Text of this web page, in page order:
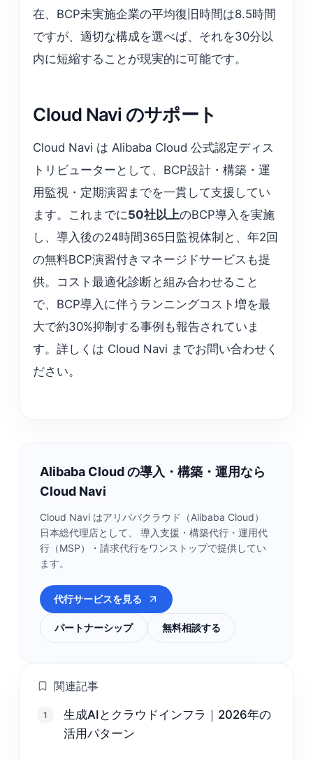
在、BCP未実施企業の平均復旧時間は8.5時間
ですが、適切な構成を選べば、それを30分以
内に短縮することが現実的に可能です。
Cloud Navi のサポート
Cloud Navi は Alibaba Cloud 公式認定ディス
トリビューターとして、BCP設計・構築・運
用監視・定期演習までを一貫して支援してい
ます。これまでに50社以上のBCP導入を実施
し、導入後の24時間365日監視体制と、年2回
の無料BCP演習付きマネージドサービスも提
供。コスト最適化診断と組み合わせること
で、BCP導入に伴うランニングコスト増を最
大で約30%抑制する事例も報告されていま
す。詳しくは Cloud Navi までお問い合わせく
ださい。
Alibaba Cloud の導入・構築・運用なら
Cloud Navi
Cloud Navi はアリババクラウド（Alibaba Cloud）
日本総代理店として、 導入支援・構築代行・運用代
行（MSP）・請求代行をワンストップで提供してい
ます。
代行サービスを見る
パートナーシップ 無料相談する
関連記事
1
生成AIとクラウドインフラ｜2026年の
活用パターン